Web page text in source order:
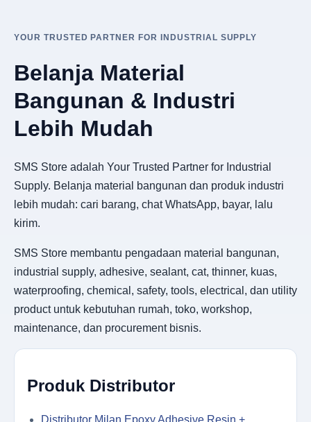
YOUR TRUSTED PARTNER FOR INDUSTRIAL SUPPLY
Belanja Material
Bangunan & Industri
Lebih Mudah
SMS Store adalah Your Trusted Partner for Industrial
Supply. Belanja material bangunan dan produk industri
lebih mudah: cari barang, chat WhatsApp, bayar, lalu
kirim.
SMS Store membantu pengadaan material bangunan,
industrial supply, adhesive, sealant, cat, thinner, kuas,
waterproofing, chemical, safety, tools, electrical, dan utility
product untuk kebutuhan rumah, toko, workshop,
maintenance, dan procurement bisnis.
Produk Distributor
Distributor Milan Epoxy Adhesive Resin +